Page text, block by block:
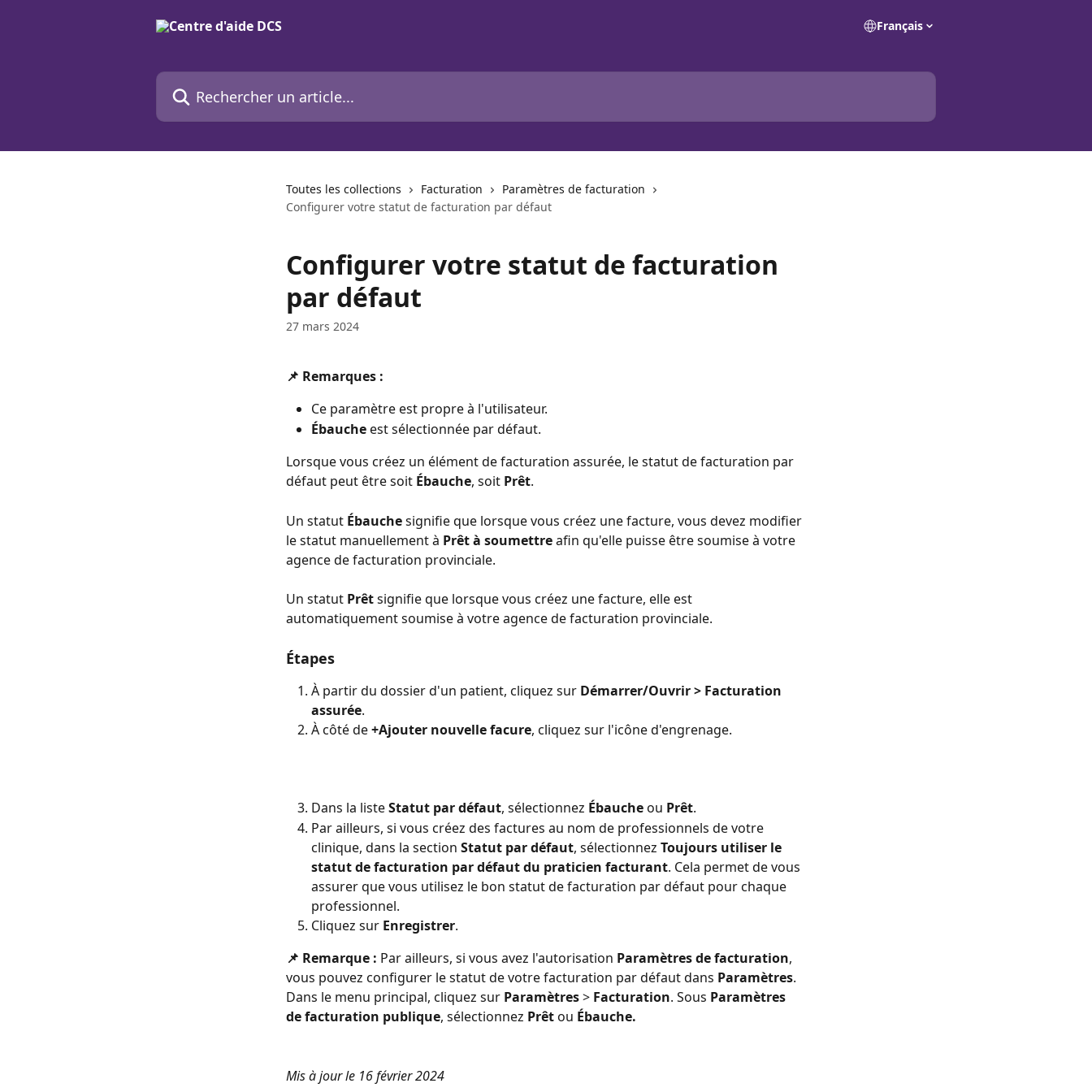
Français
Rechercher un article...
Toutes les collections Facturation
Paramètres de facturation
Configurer votre statut de facturation par défaut
Configurer votre statut de facturation
par défaut
27 mars 2024
📌 Remarques :
Ce paramètre est propre à l'utilisateur.
Ébauche est sélectionnée par défaut.
Lorsque vous créez un élément de facturation assurée, le statut de facturation par
défaut peut être soit Ébauche, soit Prêt.
Un statut Ébauche signifie que lorsque vous créez une facture, vous devez modifier
le statut manuellement à Prêt à soumettre afin qu'elle puisse être soumise à votre
agence de facturation provinciale.
Un statut Prêt signifie que lorsque vous créez une facture, elle est
automatiquement soumise à votre agence de facturation provinciale.
Étapes
À partir du dossier d'un patient, cliquez sur Démarrer/Ouvrir > Facturation
assurée.
À côté de +Ajouter nouvelle facure, cliquez sur l'icône d'engrenage.
Dans la liste Statut par défaut, sélectionnez Ébauche ou Prêt.
Par ailleurs, si vous créez des factures au nom de professionnels de votre
clinique, dans la section Statut par défaut, sélectionnez Toujours utiliser le
statut de facturation par défaut du praticien facturant. Cela permet de vous
assurer que vous utilisez le bon statut de facturation par défaut pour chaque
professionnel.
Cliquez sur Enregistrer.
📌 Remarque : Par ailleurs, si vous avez l'autorisation Paramètres de facturation,
vous pouvez configurer le statut de votre facturation par défaut dans Paramètres.
Dans le menu principal, cliquez sur Paramètres > Facturation. Sous Paramètres
de facturation publique, sélectionnez Prêt ou Ébauche.
Mis à jour le 16 février 2024